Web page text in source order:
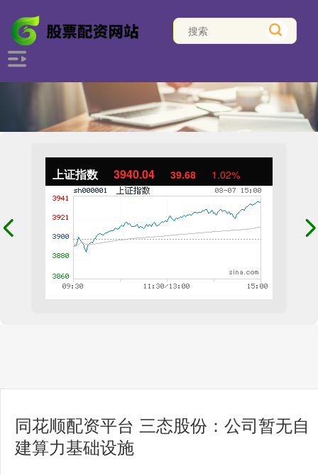
上证指数 3940.04 39.68 1.02%
同花顺配资平台 三态股份：公司暂无自
建算力基础设施